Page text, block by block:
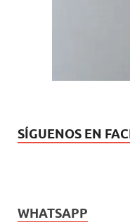
SÍGUENOS EN
WHATSAPP